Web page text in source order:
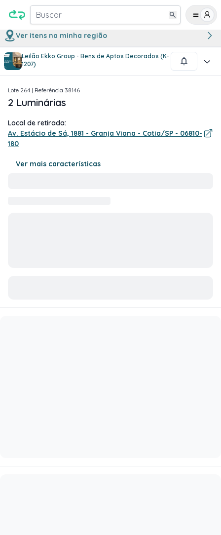
Buscar
Ver itens na minha região
Leilão Ekko Group - Bens de Aptos Decorados (K-
1207)
1/1
Lote 264 | Referência 38146
2 Luminárias
Local de retirada:
Av. Estácio de Sá, 1881 - Granja Viana - Cotia/SP - 06810-
180
Ver mais características